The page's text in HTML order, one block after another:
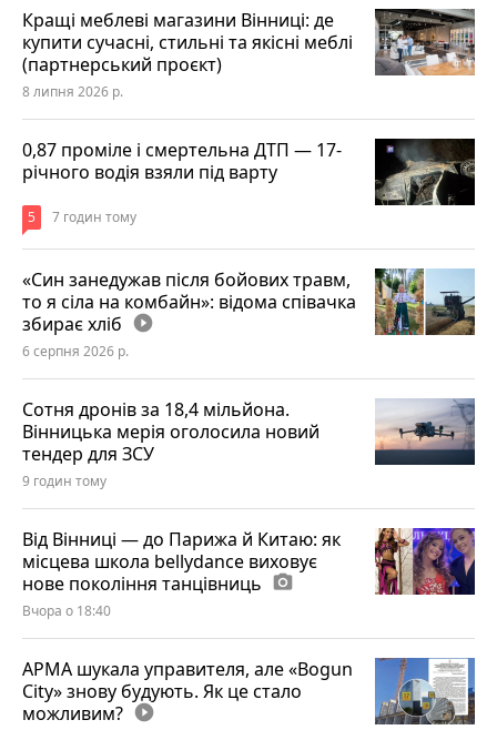
Кращі меблеві магазини Вінниці: де
купити сучасні, стильні та якісні меблі
(партнерський проєкт)
8 липня 2026 р.
0,87 проміле і смертельна ДТП — 17-
річного водія взяли під варту
5 7 годин тому
«Син занедужав після бойових травм,
то я сіла на комбайн»: відома співачка
збирає хліб play_circle_filled
6 серпня 2026 р.
Сотня дронів за 18,4 мільйона.
Вінницька мерія оголосила новий
тендер для ЗСУ
9 годин тому
Від Вінниці — до Парижа й Китаю: як
місцева школа bellydance виховує
нове покоління танцівниць photo_camera
Вчора о 18:40
АРМА шукала управителя, але «Bogun
City» знову будують. Як це стало
можливим? play_circle_filled